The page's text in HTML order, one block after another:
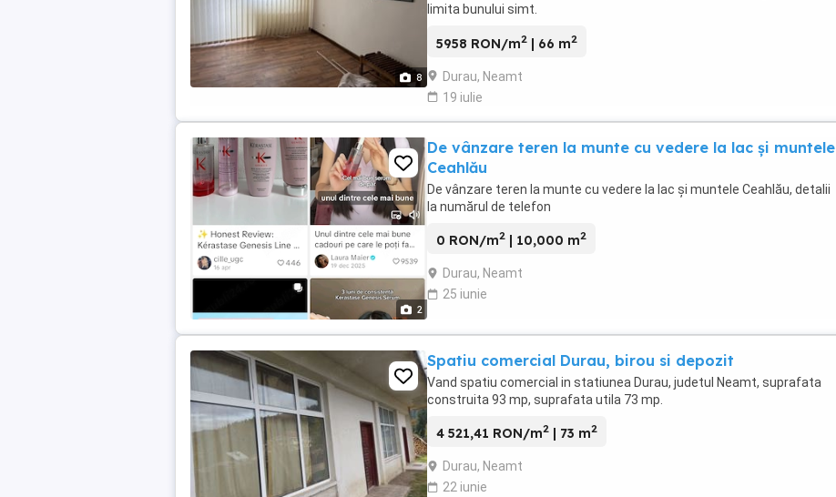
8
limita bunului simt.
5958 RON/m2 | 66 m2
Durau, Neamt
19 iulie
2
De vânzare teren la munte cu vedere la lac și muntele
Ceahlău
De vânzare teren la munte cu vedere la lac și muntele Ceahlău, detalii
la numărul de telefon
0 RON/m2 | 10,000 m2
Durau, Neamt
25 iunie
Spatiu comercial Durau, birou si depozit
Vand spatiu comercial in statiunea Durau, judetul Neamt, suprafata
construita 93 mp, suprafata utila 73 mp.
4 521,41 RON/m2 | 73 m2
Durau, Neamt
22 iunie